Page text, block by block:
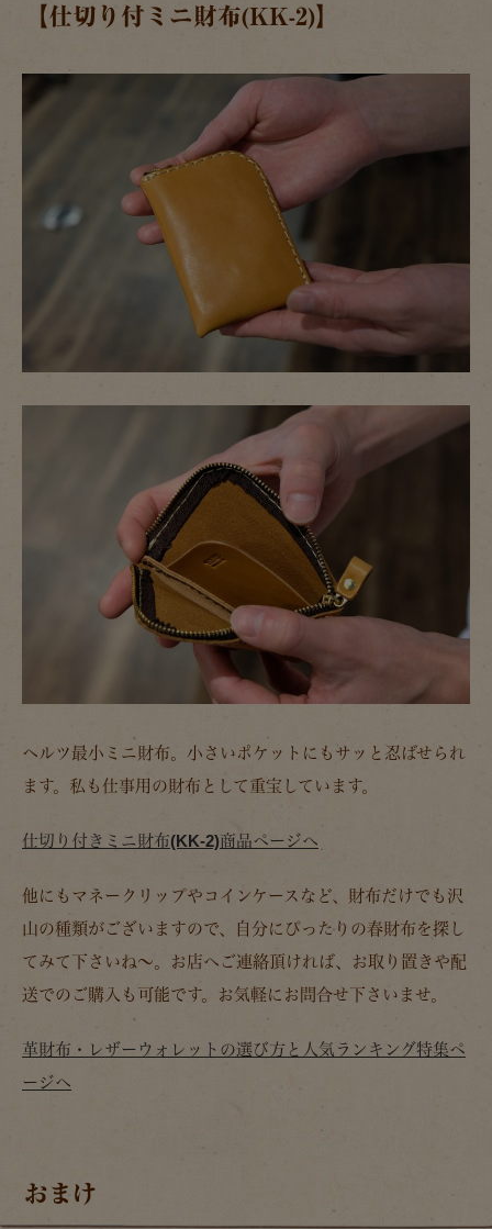
【仕切り付ミニ財布(KK-2)】
ヘルツ最小ミニ財布。小さいポケットにもサッと忍ばせられ
ます。私も仕事用の財布として重宝しています。
仕切り付きミニ財布(KK-2)商品ページへ
他にもマネークリップやコインケースなど、財布だけでも沢
山の種類がございますので、自分にぴったりの春財布を探し
てみて下さいね～。お店へご連絡頂ければ、お取り置きや配
送でのご購入も可能です。お気軽にお問合せ下さいませ。
革財布・レザーウォレットの選び方と人気ランキング特集ペ
ージへ
おまけ